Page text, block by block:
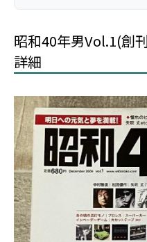
昭和40年男Vol.1(創
詳細